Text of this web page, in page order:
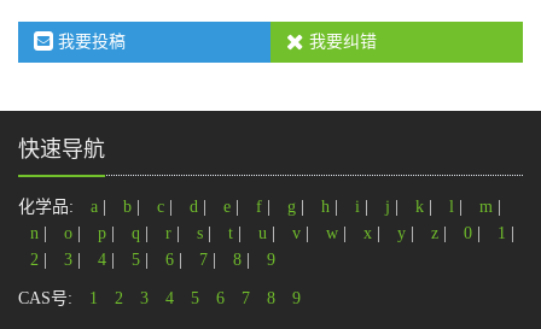
我要投稿 我要纠错
快速导航
化学品: a b c d e f g h i j k l m
n
o p q r s t u v w x y z 0 1
2
3 4 5 6 7 8 9
CAS号: 1 2 3 4 5 6 7 8 9